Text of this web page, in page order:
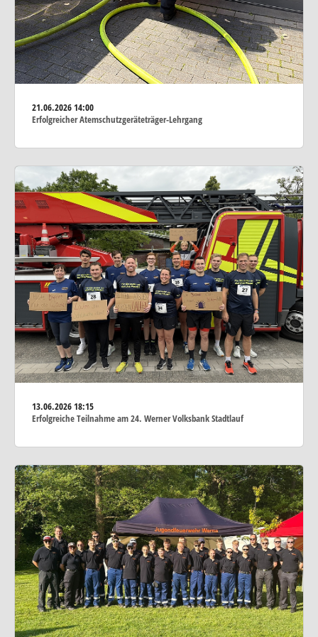
21.06.202614:00
Erfolgreicher Atemschutzgeräteträger-Lehrgang
13.06.202618:15
Erfolgreiche Teilnahme am 24. Werner Volksbank Stadtlauf